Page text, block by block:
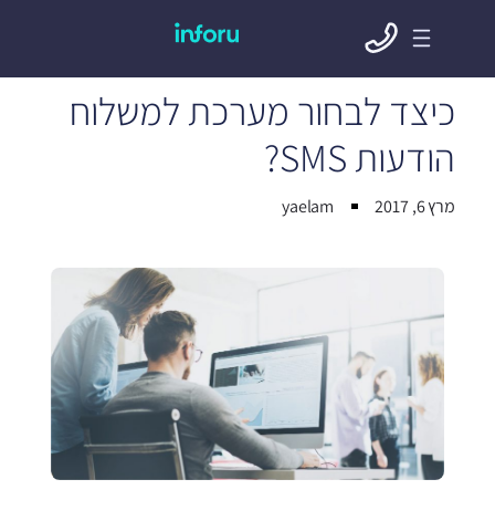
כיצד לבחור מערכת למשלוח
הודעות SMS?
מרץ 6, 2017 yaelam